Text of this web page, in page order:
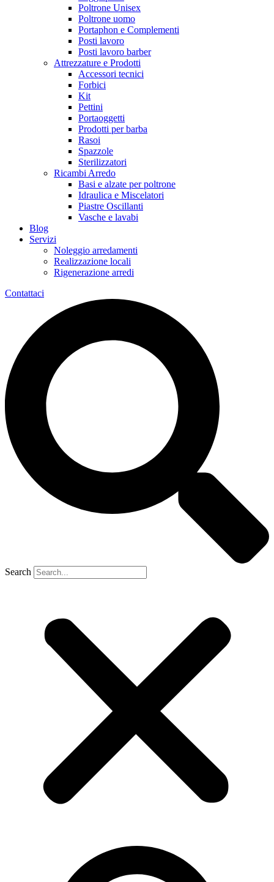
Poltrone Unisex
Poltrone uomo
Portaphon e Complementi
Posti lavoro
Posti lavoro barber
Attrezzature e Prodotti
Accessori tecnici
Forbici
Kit
Pettini
Portaoggetti
Prodotti per barba
Rasoi
Spazzole
Sterilizzatori
Ricambi Arredo
Basi e alzate per poltrone
Idraulica e Miscelatori
Piastre Oscillanti
Vasche e lavabi
Blog
Servizi
Noleggio arredamenti
Realizzazione locali
Rigenerazione arredi
Contattaci
Search